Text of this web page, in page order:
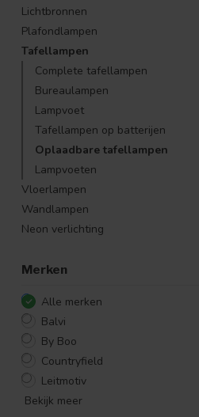
Lichtbronnen
Plafondlampen
Tafellampen
Complete tafellampen
Bureaulampen
Lampvoet
Tafellampen op batterijen
Oplaadbare tafellampen
Lampvoeten
Vloerlampen
Wandlampen
Neon verlichting
Merken
Alle merken
Balvi
By Boo
Countryfield
Leitmotiv
Bekijk meer